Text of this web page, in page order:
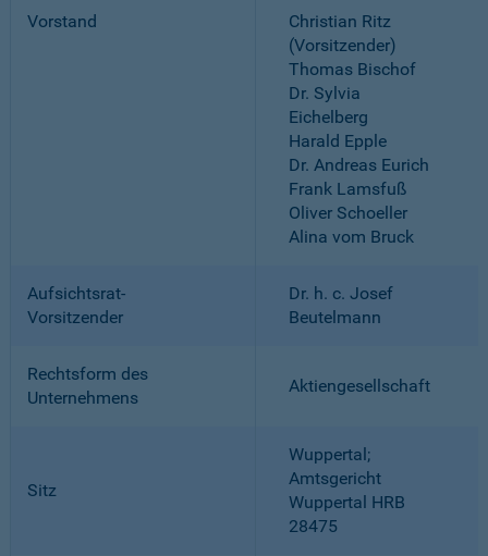
Vorstand
Christian Ritz
(Vorsitzender)
Thomas Bischof
Dr. Sylvia
Eichelberg
Harald Epple
Dr. Andreas Eurich
Frank Lamsfuß
Oliver Schoeller
Alina vom Bruck
Aufsichtsrat-
Vorsitzender
Dr. h. c. Josef
Beutelmann
Rechtsform des
Unternehmens
Aktiengesellschaft
Sitz
Wuppertal;
Amtsgericht
Wuppertal HRB
28475